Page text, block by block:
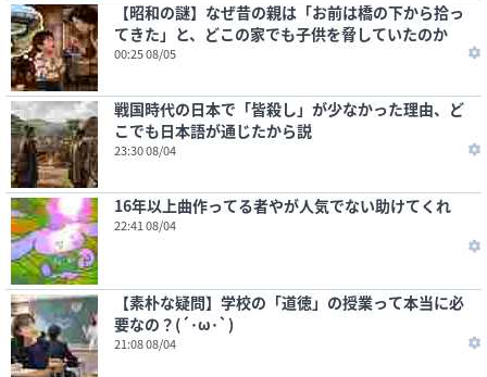
【昭和の謎】なぜ昔の親は「お前は橋の下から拾っ
てきた」と、どこの家でも子供を脅していたのか
00:25 08/05
戦国時代の日本で「皆殺し」が少なかった理由、ど
こでも日本語が通じたから説
23:30 08/04
16年以上曲作ってる者やが人気でない助けてくれ
22:41 08/04
【素朴な疑問】学校の「道徳」の授業って本当に必
要なの？(´･ω･`)
21:08 08/04